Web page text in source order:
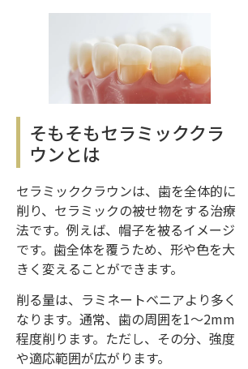
そもそもセラミッククラ
ウンとは
セラミッククラウンは、歯を全体的に
削り、セラミックの被せ物をする治療
法です。例えば、帽子を被るイメージ
です。歯全体を覆うため、形や色を大
きく変えることができます。
削る量は、ラミネートベニアより多く
なります。通常、歯の周囲を1〜2mm
程度削ります。ただし、その分、強度
や適応範囲が広がります。